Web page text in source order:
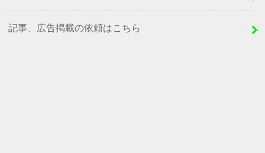
記事、広告掲載の依頼はこちら